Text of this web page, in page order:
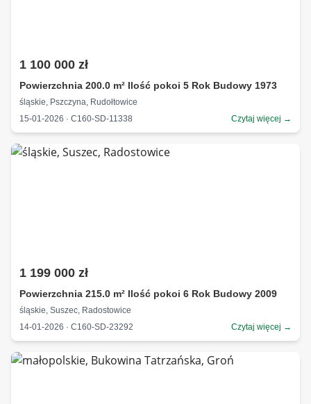
1 100 000 zł
Powierzchnia 200.0 m² Ilość pokoi 5 Rok Budowy 1973
śląskie, Pszczyna, Rudołtowice
15-01-2026 · C160-SD-11338
Czytaj więcej →
1 199 000 zł
Powierzchnia 215.0 m² Ilość pokoi 6 Rok Budowy 2009
śląskie, Suszec, Radostowice
14-01-2026 · C160-SD-23292
Czytaj więcej →